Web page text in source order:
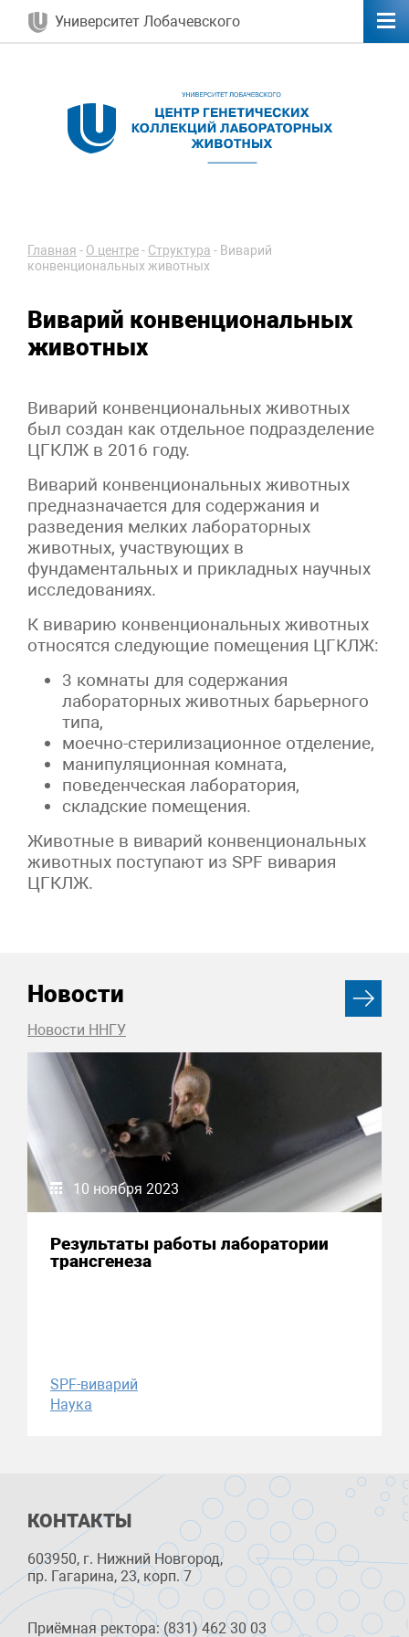
Университет Лобачевского
Главная - О центре- Структура - Виварий
конвенциональных животных
Виварий конвенциональных
животных
Виварий конвенциональных животных
был создан как отдельное подразделение
ЦГКЛЖ в 2016 году.
Виварий конвенциональных животных
предназначается для содержания и
разведения мелких лабораторных
животных, участвующих в
фундаментальных и прикладных научных
исследованиях.
К виварию конвенциональных животных
относятся следующие помещения ЦГКЛЖ:
3 комнаты для содержания
лабораторных животных барьерного
типа,
моечно-стерилизационное отделение,
манипуляционная комната,
поведенческая лаборатория,
складские помещения.
Животные в виварий конвенциональных
животных поступают из SPF вивария
ЦГКЛЖ.
Новости
Новости ННГУ
10 ноября 2023
Результаты работы лаборатории
трансгенеза
SPF-виварий
Наука
КОНТАКТЫ
603950, г. Нижний Новгород,
пр. Гагарина, 23, корп. 7
Приёмная ректора: (831) 462 30 03